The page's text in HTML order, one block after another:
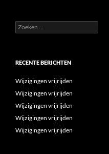
Zoeken
naar:
RECENTE BERICHTEN
Wijzigingen vrijrijden
Wijzigingen vrijrijden
Wijzigingen vrijrijden
Wijzigingen vrijrijden
Wijzigingen vrijrijden